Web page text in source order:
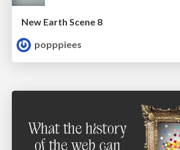
New Earth Scene 8
popppiees